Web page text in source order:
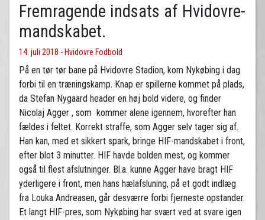
Fremragende indsats af Hvidovre-
mandskabet.
14. juli 2018 - Hvidovre Fodbold
På en tør tør bane på Hvidovre Stadion, kom Nykøbing i dag
forbi til en træningskamp. Knap er spillerne kommet på plads,
da Stefan Nygaard header en høj bold videre, og finder
Nicolaj Agger , som kommer alene igennem, hvorefter han
fældes i feltet. Korrekt straffe, som Agger selv tager sig af.
Han kan, med et sikkert spark, bringe HIF-mandskabet i front,
efter blot 3 minutter. HIF havde bolden mest, og kommer
også til flest afslutninger. Bl.a. kunne Agger have bragt HIF
yderligere i front, men hans hælafsluning, på et godt indlæg
fra Louka Andreasen, går desværre forbi fjerneste opstander.
Et langt HIF-pres, som Nykøbing har svært ved at svare igen